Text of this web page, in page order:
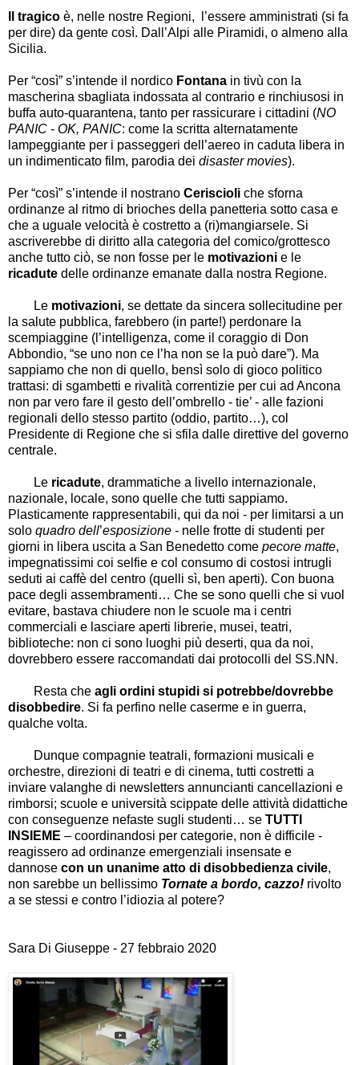
Il tragico è, nelle nostre Regioni, l ’essere amministrati (si fa
per dire) da gente così. Dall ’Alpi alle Piramidi, o almeno alla
Sicilia.
Per “così” s’intende il nordico Fontana in tivù con la
mascherina sbagliata indossata al contrario e rinchiusosi in
buffa auto-quarantena, tanto per rassicurare i cittadini (NO
PANIC - OK, PANIC: come la scritta alternatamente
lampeggiante per i passeggeri dell ’aereo in caduta libera in
un indimenticato film, parodia dei disaster movies).
Per “così” s’intende il nostrano Ceriscioli che sforna
ordinanze al ritmo di brioches della panetteria sotto casa e
che a uguale velocità è costretto a (ri)mangiarsele. Si
ascriverebbe di diritto alla categoria del comico/grottesco
anche tutto ciò, se non fosse per le motivazioni e le
ricadute delle ordinanze emanate dalla nostra Regione.
Le motivazioni, se dettate da sincera sollecitudine per
la salute pubblica, farebbero (in parte!) perdonare la
scempiaggine (l ’intelligenza, come il coraggio di Don
Abbondio, “se uno non ce l ’ha non se la può dare”). Ma
sappiamo che non di quello, bensì solo di gioco politico
trattasi: di sgambetti e rivalità correntizie per cui ad Ancona
non par vero fare il gesto dell ’ombrello - tie’ - alle fazioni
regionali dello stesso partito (oddio, partito…), col
Presidente di Regione che si sfila dalle direttive del governo
centrale.
Le ricadute, drammatiche a livello internazionale,
nazionale, locale, sono quelle che tutti sappiamo.
Plasticamente rappresentabili, qui da noi - per limitarsi a un
solo quadro dell’esposizione - nelle frotte di studenti per
giorni in libera uscita a San Benedetto come pecore matte,
impegnatissimi coi selfie e col consumo di costosi intrugli
seduti ai caffè del centro (quelli sì, ben aperti). Con buona
pace degli assembramenti… Che se sono quelli che si vuol
evitare, bastava chiudere non le scuole ma i centri
commerciali e lasciare aperti librerie, musei, teatri,
biblioteche: non ci sono luoghi più deserti, qua da noi,
dovrebbero essere raccomandati dai protocolli del SS.NN.
Resta che agli ordini stupidi si potrebbe/dovrebbe
disobbedire. Si fa perfino nelle caserme e in guerra,
qualche volta.
Dunque compagnie teatrali, formazioni musicali e
orchestre, direzioni di teatri e di cinema, tutti costretti a
inviare valanghe di newsletters annuncianti cancellazioni e
rimborsi; scuole e università scippate delle attività didattiche
con conseguenze nefaste sugli studenti… se TUTTI
INSIEME – coordinandosi per categorie, non è difficile -
reagissero ad ordinanze emergenziali insensate e
dannose con un unanime atto di disobbedienza civile,
non sarebbe un bellissimo Tornate a bordo, cazzo! rivolto
a se stessi e contro l ’idiozia al potere?
Sara Di Giuseppe - 27 febbraio 2020